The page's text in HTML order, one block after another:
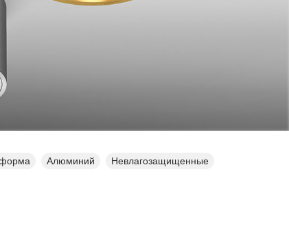
Алюминий
Невлагозащищенные